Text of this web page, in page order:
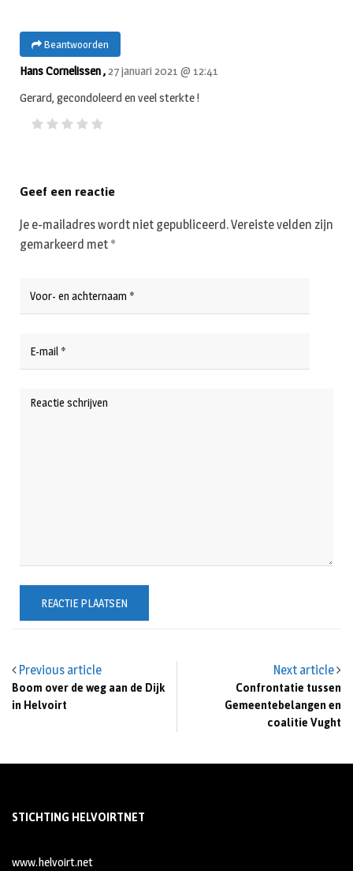
Previous article
Boom over de weg aan de Dijk
in Helvoirt
Next article
Confrontatie tussen
Gemeentebelangen en
coalitie Vught
Beantwoorden
Hans Cornelissen ,27 januari 2021 @ 12:41
Gerard, gecondoleerd en veel sterkte !
Geef een reactie
Je e-mailadres wordt niet gepubliceerd.Vereiste velden zijn
gemarkeerd met *
STICHTING HELVOIRTNET
www.helvoirt.net